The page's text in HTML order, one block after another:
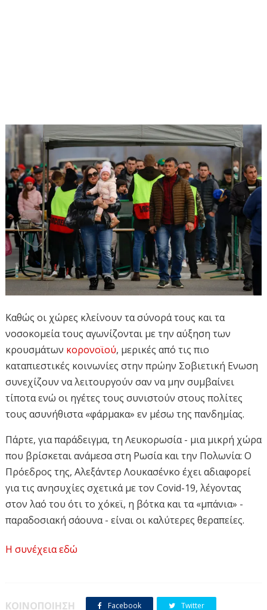
Καθώς οι χώρες κλείνουν τα σύνορά τους και τα
νοσοκομεία τους αγωνίζονται με την αύξηση των
κρουσμάτων κορονοϊού, μερικές από τις πιο
καταπιεστικές κοινωνίες στην πρώην Σοβιετική Ενωση
συνεχίζουν να λειτουργούν σαν να μην συμβαίνει
τίποτα ενώ οι ηγέτες τους συνιστούν στους πολίτες
τους ασυνήθιστα «φάρμακα» εν μέσω της πανδημίας.
Πάρτε, για παράδειγμα, τη Λευκορωσία - μια μικρή χώρα
που βρίσκεται ανάμεσα στη Ρωσία και την Πολωνία: Ο
Πρόεδρος της, Αλεξάντερ Λουκασένκο έχει αδιαφορεί
για τις ανησυχίες σχετικά με τον Covid-19, λέγοντας
στον λαό του ότι το χόκεϊ, η βότκα και τα «μπάνια» -
παραδοσιακή σάουνα - είναι οι καλύτερες θεραπείες.
Ο Λουκασένκο, ο οποίος κυβερνάει τη χώρα των 9,5
περιορισμούς για την αποτροπή περαιτέρω εξάπλωσης
Η συνέχεια εδώ
ΚΟΙΝΟΠΟΙΗΣΗ Facebook Twitter